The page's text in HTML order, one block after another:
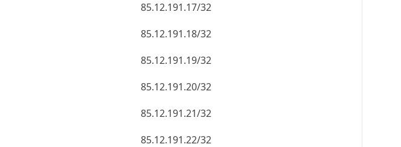
85.12.191.17/32
85.12.191.18/32
85.12.191.19/32
85.12.191.20/32
85.12.191.21/32
85.12.191.22/32